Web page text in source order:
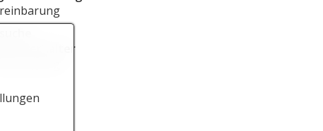
Tierhalter